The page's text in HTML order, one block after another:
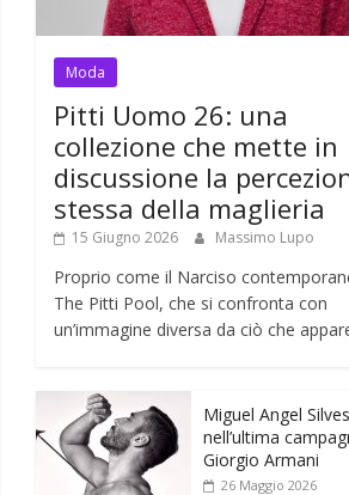
Moda
Pitti Uomo 26: una
collezione che mette in
discussione la
stessa della maglieria
15 Giugno 2026 Massimo Lupo
Proprio come il Narciso
The Pitti Pool, che si confronta con
un’immagine diversa da ciò che
Miguel Angel
nell’ultima
Giorgio Armani
26 Maggio 2026